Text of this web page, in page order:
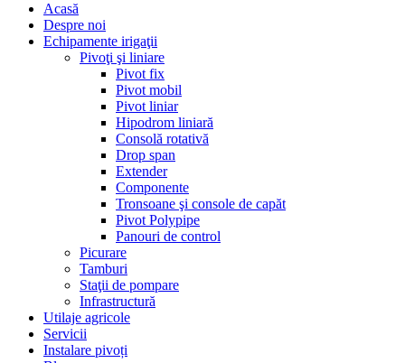
Acasă
Despre noi
Echipamente irigaţii
Pivoţi şi liniare
Pivot fix
Pivot mobil
Pivot liniar
Hipodrom liniară
Consolă rotativă
Drop span
Extender
Componente
Tronsoane şi console de capăt
Pivot Polypipe
Panouri de control
Picurare
Tamburi
Staţii de pompare
Infrastructură
Utilaje agricole
Servicii
Instalare pivoți